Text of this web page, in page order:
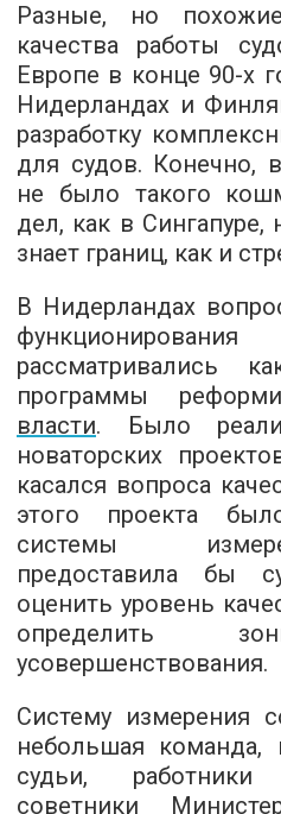
Разные, но
качества работы
Европе в конце 90-х
Нидерландах и
разработку
для судов. Конечно,
не было такого
дел, как в
знает границ, как и
В Нидерландах
рассматривались
программы
власти. Было
новаторских
касался вопроса
этого проекта
системы
предоставила бы
оценить уровень
определить
усовершенствования.
Систему измерения
небольшая команда,
судьи, работники
советники